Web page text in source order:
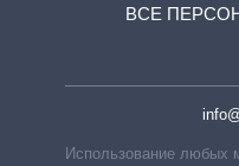
ВСЕ
Использование любых